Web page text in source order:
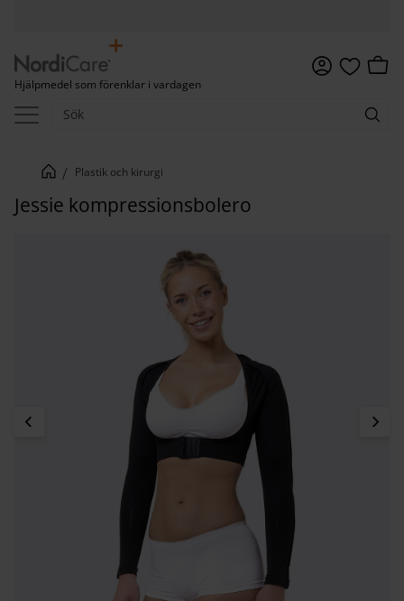
Hjälpmedel som förenklar i vardagen
Favoriter
Plastik och kirurgi
Jessie kompressionsbolero